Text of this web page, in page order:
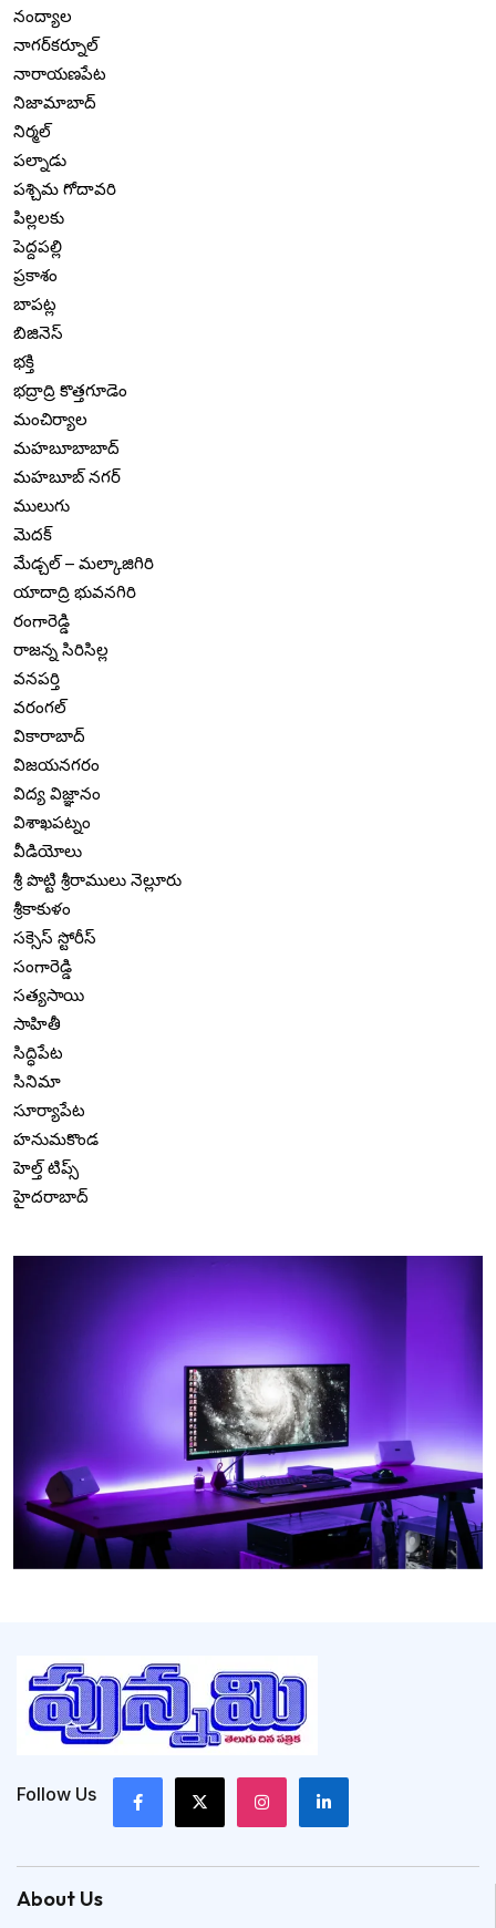
నంద్యాల
నాగర్‌కర్నూల్
నారాయణపేట
నిజామాబాద్
నిర్మల్
పల్నాడు
పశ్చిమ గోదావరి
పిల్లలకు
పెద్దపల్లి
ప్రకాశం
బాపట్ల
బిజినెస్
భక్తి
భద్రాద్రి కొత్తగూడెం
మంచిర్యాల
మహబూబాబాద్
మహబూబ్ నగర్
ములుగు
మెదక్
మేడ్చల్ – మల్కాజిగిరి
యాదాద్రి భువనగిరి
రంగారెడ్డి
రాజన్న సిరిసిల్ల
వనపర్తి
వరంగల్
వికారాబాద్
విజయనగరం
విద్య విజ్ఞానం
విశాఖపట్నం
వీడియోలు
శ్రీ పొట్టి శ్రీరాములు నెల్లూరు
శ్రీకాకుళం
సక్సెస్ స్టోరీస్
సంగారెడ్డి
సత్యసాయి
సాహితీ
సిద్ధిపేట
సినిమా
సూర్యాపేట
హనుమకొండ
హెల్త్ టిప్స్
హైదరాబాద్
Follow Us
About Us